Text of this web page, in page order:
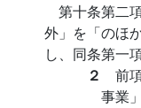
第十条第二
外」を「のほ
し、同条第一
２ 前
事業